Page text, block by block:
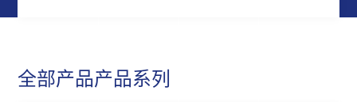
全部产品产品系列